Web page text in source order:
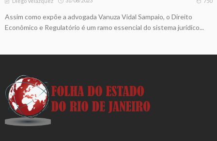
Assim como expõe a advogada Vanuza Vidal Sampaio, o Direito
Econômico e Regulatório é um ramo essencial do sistema jurídico...